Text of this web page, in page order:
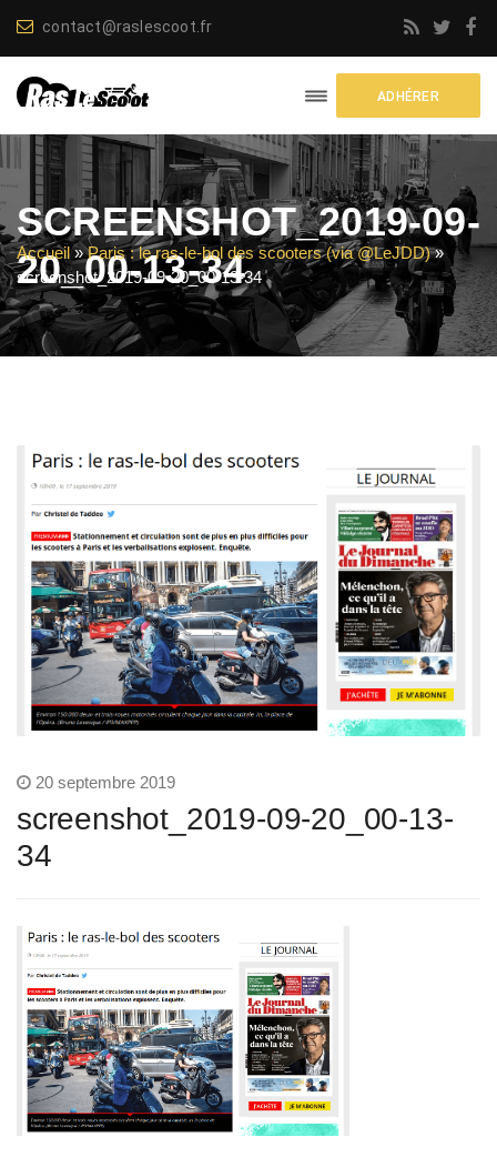
contact@raslescoot.fr
ADHÉRER
SCREENSHOT_2019-09-
20_00-13-34
Accueil»Paris : le ras-le-bol des scooters (via @LeJDD)»
screenshot_2019-09-20_00-13-34
20 septembre 2019
screenshot_2019-09-20_00-13-
34